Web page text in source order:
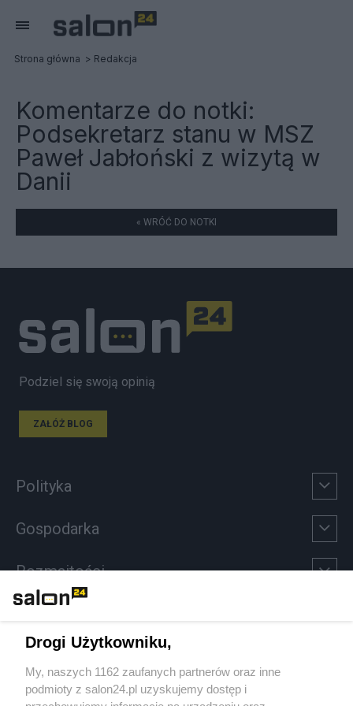
Strona główna Redakcja
Komentarze do notki:
Podsekretarz stanu w MSZ
Paweł Jabłoński z wizytą w
Danii
« WRÓĆ DO NOTKI
Podziel się swoją opinią
ZAŁÓŻ BLOG
Polityka
Gospodarka
Rozmaitości
Sport
Społeczeństwo
Drogi Użytkowniku,
My, naszych 1162 zaufanych partnerów oraz inne
podmioty z salon24.pl uzyskujemy dostęp i